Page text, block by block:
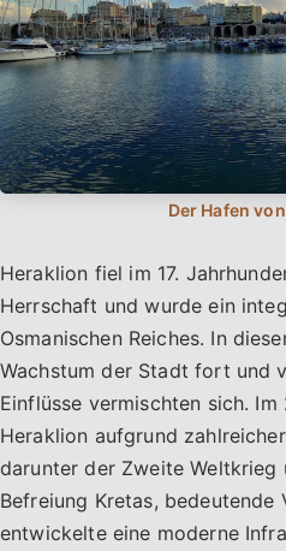
Heraklion fiel im 17.
Herrschaft und wurde ein
Osmanischen Reiches. In
Wachstum der Stadt fort und
Einflüsse vermischten sich.
Heraklion aufgrund
darunter der Zweite
Befreiung Kretas, bedeutende
entwickelte eine moderne